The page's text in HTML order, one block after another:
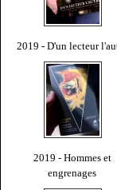
2019 - D'un lecteur
2019 - Hommes et
engrenages